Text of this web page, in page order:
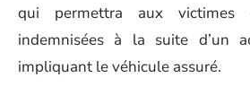
qui permettra aux victimes
indemnisées à la suite d’un
impliquant le véhicule assuré.